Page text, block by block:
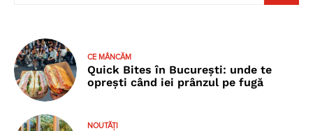
CE MÂNCĂM
Quick Bites în București: unde te
oprești când iei prânzul pe fugă
NOUTĂȚI